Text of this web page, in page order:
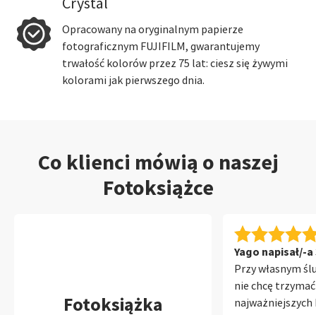
Opracowany na oryginalnym papierze
fotograficznym FUJIFILM, gwarantujemy
trwałość kolorów przez 75 lat: ciesz się żywymi
kolorami jak pierwszego dnia.
Co klienci mówią o naszej
Fotoksiążce
Fotoksiążka
Yago napisał/-a
Przy własnym
nie chcę